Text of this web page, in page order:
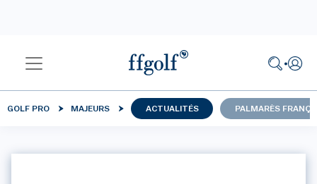
GOLF PRO MAJEURS ACTUALITÉS PALMARÈS